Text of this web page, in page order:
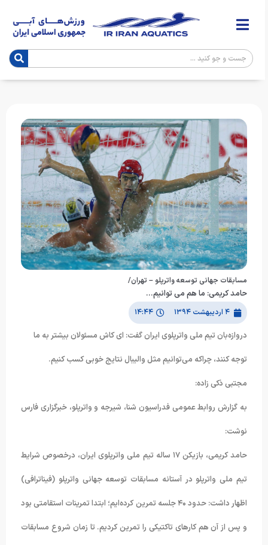
مسابقات جهانی توسعه واترپلو – تهران/
حامد کریمی: ما هم می توانیم…
۴ اردیبهشت ۱۳۹۴ ۱۴:۴۴
دروازه‌بان تیم ملی واترپلوی ایران گفت: ای‌ کاش مسئولان بیشتر به ما
توجه کنند، چراکه می‌توانیم مثل والیبال نتایج خوبی کسب کنیم.
مجتبی ذکی زاده:
به گزارش روابط عمومی فدراسیون شنا، شیرجه و واترپلو، خبرگزاری فارس
نوشت:
حامد کریمی، بازیکن ۱۷ ساله تیم ملی واترپلوی ایران، درخصوص شرایط
تیم ملی واترپلو در آستانه مسابقات توسعه جهانی واترپلو (فیناترافی)
اظهار داشت: حدود ۴۰ جلسه تمرین کرده‌ایم؛ ابتدا تمرینات استقامتی بود
و پس از آن هم کارهای تاکتیکی را تمرین کردیم. تا زمان شروع مسابقات